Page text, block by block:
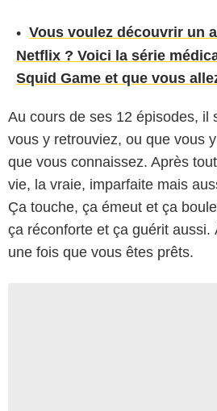
Vous voulez découvrir un
Netflix ? Voici la série
Squid Game et que vous
Au cours de ses 12 épisodes, il
vous y retrouviez, ou que vous
que vous connaissez. Après
vie, la vraie, imparfaite mais
Ça touche, ça émeut et ça
ça réconforte et ça guérit aussi.
une fois que vous êtes prêts.